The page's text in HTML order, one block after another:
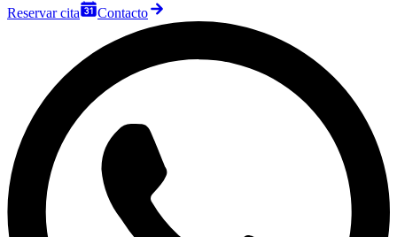
Reservar cita
Contacto